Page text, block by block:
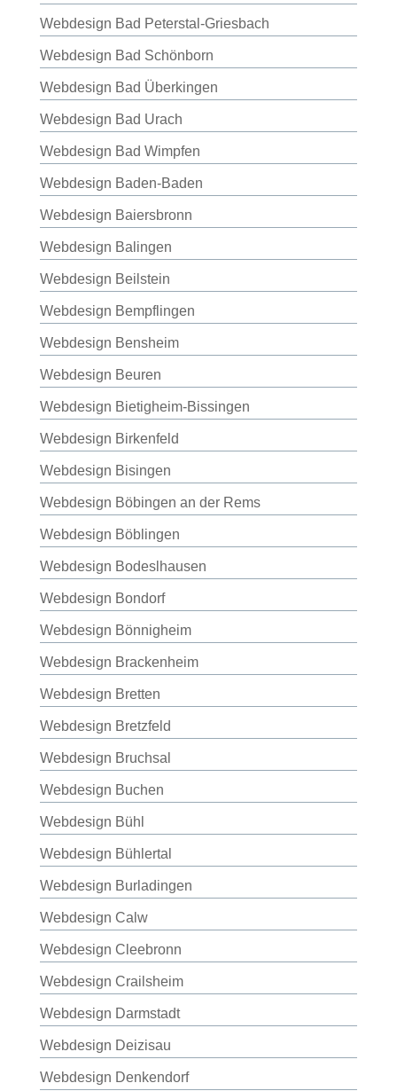
Webdesign Bad Peterstal-Griesbach
Webdesign Bad Schönborn
Webdesign Bad Überkingen
Webdesign Bad Urach
Webdesign Bad Wimpfen
Webdesign Baden-Baden
Webdesign Baiersbronn
Webdesign Balingen
Webdesign Beilstein
Webdesign Bempflingen
Webdesign Bensheim
Webdesign Beuren
Webdesign Bietigheim-Bissingen
Webdesign Birkenfeld
Webdesign Bisingen
Webdesign Böbingen an der Rems
Webdesign Böblingen
Webdesign Bodeslhausen
Webdesign Bondorf
Webdesign Bönnigheim
Webdesign Brackenheim
Webdesign Bretten
Webdesign Bretzfeld
Webdesign Bruchsal
Webdesign Buchen
Webdesign Bühl
Webdesign Bühlertal
Webdesign Burladingen
Webdesign Calw
Webdesign Cleebronn
Webdesign Crailsheim
Webdesign Darmstadt
Webdesign Deizisau
Webdesign Denkendorf